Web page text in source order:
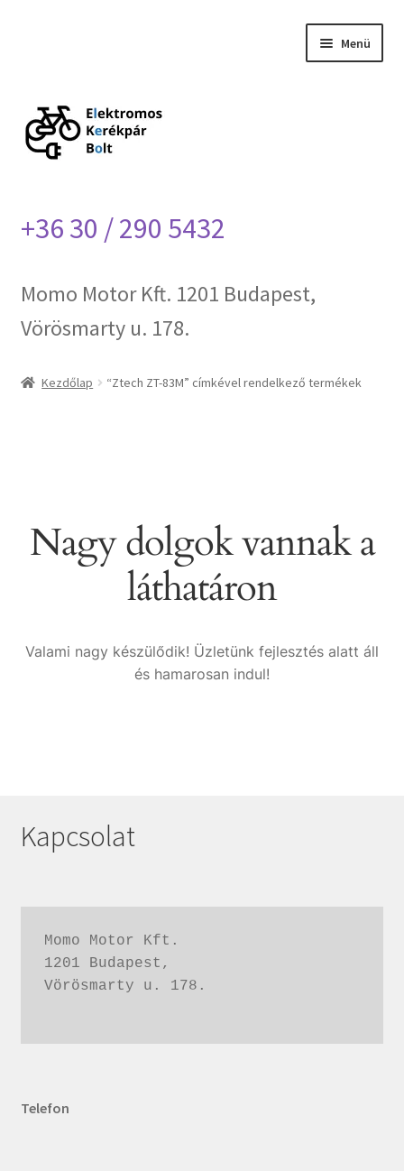
Menü
Blog
Impresszum
Ztech garancia
+36 30 / 290 5432
Momo Motor Kft. 1201 Budapest,
Vörösmarty u. 178.
Kezdőlap “Ztech ZT-83M” címkével rendelkező termékek
Nagy dolgok vannak a
láthatáron
Valami nagy készülődik! Üzletünk fejlesztés alatt áll
és hamarosan indul!
Kapcsolat
Momo Motor Kft.
1201 Budapest,
Vörösmarty u. 178.
Telefon